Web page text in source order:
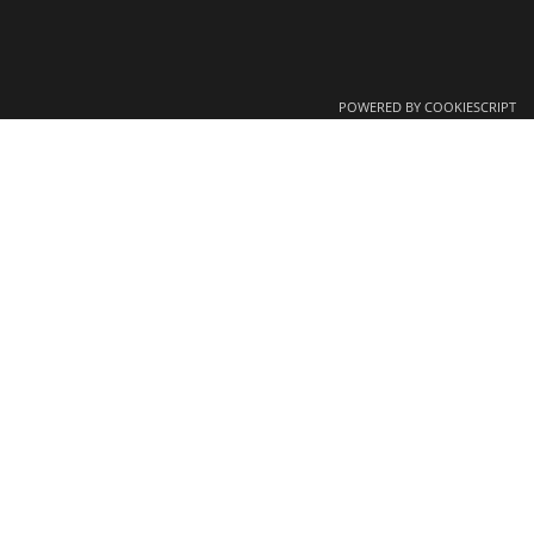
มชมศักยภาพห้องปฏิบัติการทดสอบทาง
สำนักเครื่องมือวิทยาศาสตร์และการ
POWERED BY COOKIESCRIPT